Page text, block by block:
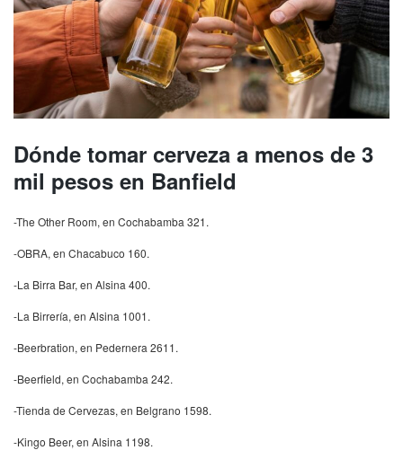
Dónde tomar cerveza a menos de 3
mil pesos en Banfield
-The Other Room, en Cochabamba 321.
-OBRA, en Chacabuco 160.
-La Birra Bar, en Alsina 400.
-La Birrería, en Alsina 1001.
-Beerbration, en Pedernera 2611.
-Beerfield, en Cochabamba 242.
-Tienda de Cervezas, en Belgrano 1598.
-Kingo Beer, en Alsina 1198.